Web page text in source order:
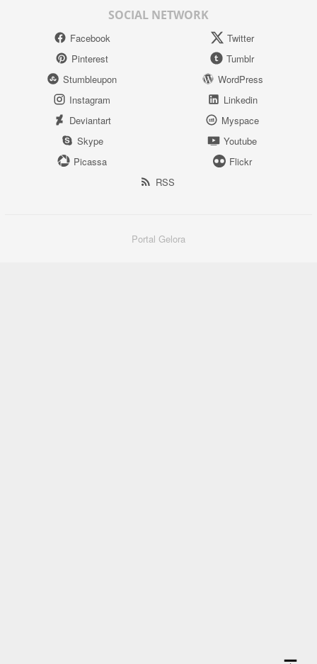
SOCIAL NETWORK
Facebook
Twitter
Pinterest
Tumblr
Stumbleupon
WordPress
Instagram
Linkedin
Deviantart
Myspace
Skype
Youtube
Picassa
Flickr
RSS
Portal Gelora